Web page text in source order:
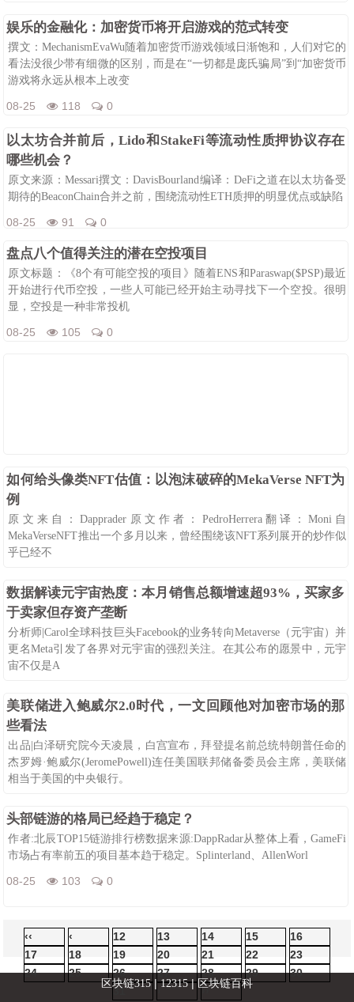
娱乐的金融化：加密货币将开启游戏的范式转变
撰文：MechanismEvaWu随着加密货币游戏领域日渐饱和，人们对它的
看法没很少带有细微的区别，而是在“一切都是庞氏骗局”到“加密货币
游戏将永远从根本上改变
08-25 118 0
以太坊合并前后，Lido和StakeFi等流动性质押协议存在
哪些机会？
原文来源：Messari撰文：DavisBourland编译：DeFi之道在以太坊备受
期待的BeaconChain合并之前，围绕流动性ETH质押的明显优点或缺陷
08-25 91 0
盘点八个值得关注的潜在空投项目
原文标题：《8个有可能空投的项目》随着ENS和Paraswap($PSP)最近
开始进行代币空投，一些人可能已经开始主动寻找下一个空投。很明
显，空投是一种非常投机
08-25 105 0
如何给头像类NFT估值：以泡沫破碎的MekaVerse NFT为
例
原文来自：Dapprader原文作者：PedroHerrera翻译：Moni自
MekaVerseNFT推出一个多月以来，曾经围绕该NFT系列展开的炒作似
乎已经不
数据解读元宇宙热度：本月销售总额增速超93%，买家多
于卖家但存资产垄断
分析师|Carol全球科技巨头Facebook的业务转向Metaverse（元宇宙）并
更名Meta引发了各界对元宇宙的强烈关注。在其公布的愿景中，元宇
宙不仅是A
美联储进入鲍威尔2.0时代，一文回顾他对加密市场的那
些看法
出品|白泽研究院今天凌晨，白宫宣布，拜登提名前总统特朗普任命的
杰罗姆·鲍威尔(JeromePowell)连任美国联邦储备委员会主席，美联储
相当于美国的中央银行。
头部链游的格局已经趋于稳定？
作者:北辰TOP15链游排行榜数据来源:DappRadar从整体上看，GameFi
市场占有率前五的项目基本趋于稳定。Splinterland、AllenWorl
08-25 103 0
‹‹ ‹ 12 13 14 15
16
17
18 19 20 21 22
23
24
25 26 27 28 29
30
31
››
区块链315|12315| 区块链百科